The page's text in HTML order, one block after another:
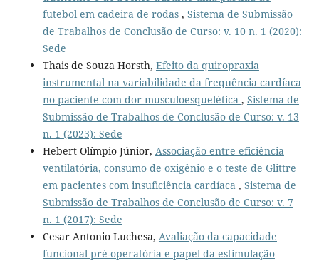
futebol em cadeira de rodas , Sistema de Submissão
de Trabalhos de Conclusão de Curso: v. 10 n. 1 (2020):
Sede
Thais de Souza Horsth, Efeito da quiropraxia
instrumental na variabilidade da frequência cardíaca
no paciente com dor musculoesquelética , Sistema de
Submissão de Trabalhos de Conclusão de Curso: v. 13
n. 1 (2023): Sede
Hebert Olímpio Júnior, Associação entre eficiência
ventilatória, consumo de oxigênio e o teste de Glittre
em pacientes com insuficiência cardíaca , Sistema de
Submissão de Trabalhos de Conclusão de Curso: v. 7
n. 1 (2017): Sede
Cesar Antonio Luchesa, Avaliação da capacidade
funcional pré-operatória e papel da estimulação